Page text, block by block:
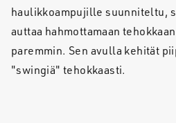
haulikkoampujille suunniteltu,
auttaa hahmottamaan
paremmin. Sen avulla kehität
"swingiä" tehokkaasti.